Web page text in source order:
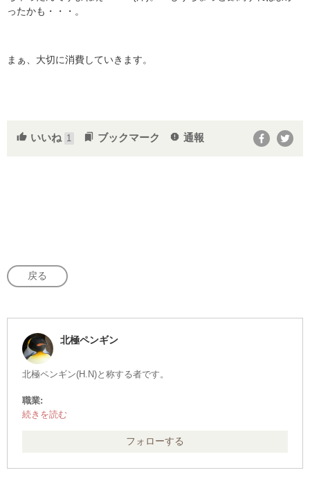
ったかも・・・。
まぁ、大切に消費していきます。
thumb_up いいね 1 bookmarks ブックマーク report 通報
戻る
北極ペンギン
北極ペンギン(H.N)と称する者です。
職業:
その他
・中型自動車第1種運転免許(8t限定) ※旧・普免
・二級ボイラー技士
フォローする